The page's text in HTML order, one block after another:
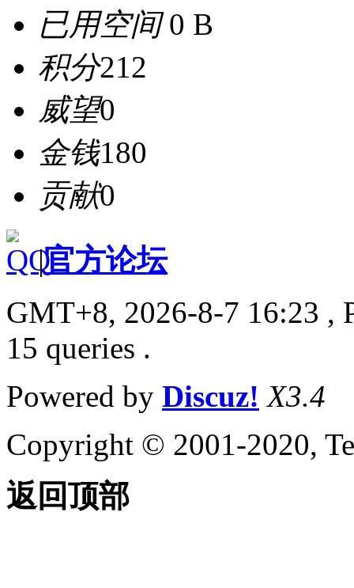
已用空间0 B
积分212
威望0
金钱180
贡献0
|官方论坛
GMT+8, 2026-8-7 16:23 ,
15 queries .
Powered by Discuz! X3.4
Copyright © 2001-2020,
返回顶部